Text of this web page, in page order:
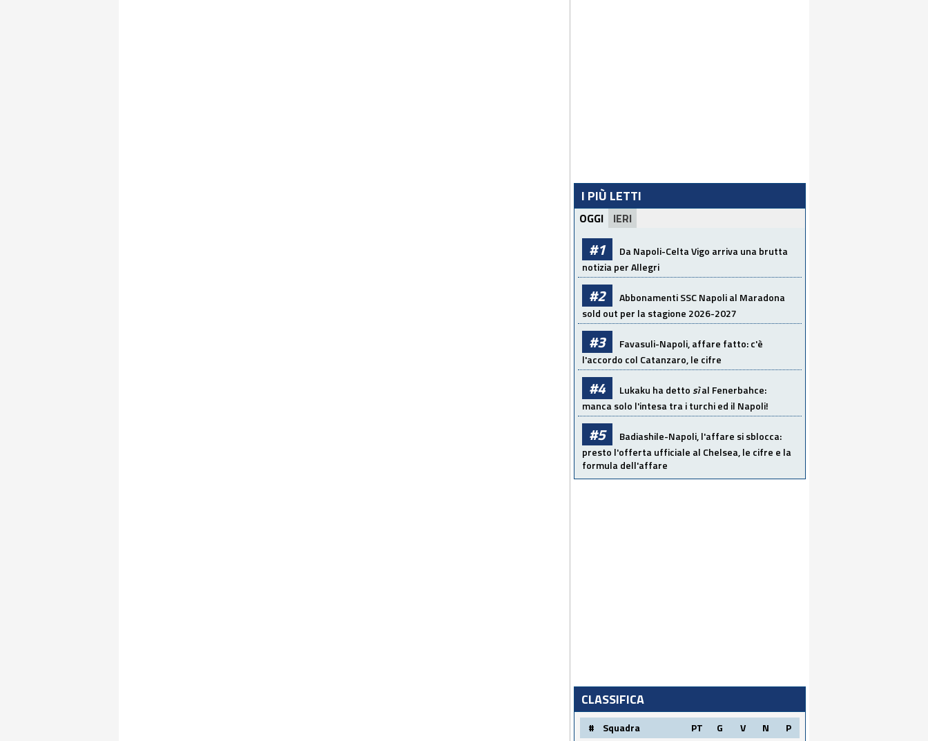
I PIÙ LETTI
OGGI IERI
#1 Da Napoli-Celta Vigo arriva una brutta
notizia per Allegri
#2 Abbonamenti SSC Napoli al Maradona
sold out per la stagione 2026-2027
#3 Favasuli-Napoli, affare fatto: c'è
l'accordo col Catanzaro, le cifre
#4 Lukaku ha dettosìal Fenerbahce:
manca solo l'intesa tra i turchi ed il Napoli!
#5 Badiashile-Napoli, l'affare si sblocca:
presto l'offerta ufficiale al Chelsea, le cifre e la
formula dell'affare
CLASSIFICA
# Squadra PT G V N P